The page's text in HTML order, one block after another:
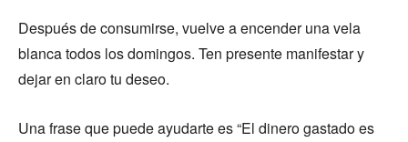
Después de consumirse, vuelve a encender una vela
blanca todos los domingos. Ten presente manifestar y
dejar en claro tu deseo.
Una frase que puede ayudarte es “El dinero gastado es